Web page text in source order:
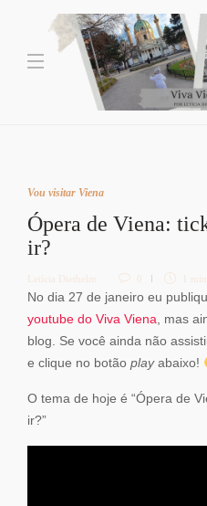
Vou visitar Viena
Ópera de Viena:
ir?
Letícia Diethelm 0 1 min
No dia 27 de janeiro eu
youtube do Viva Viena, mas
blog. Se você ainda não
e clique no botão playabaixo!
O tema de hoje é “Ópera de
ir?”